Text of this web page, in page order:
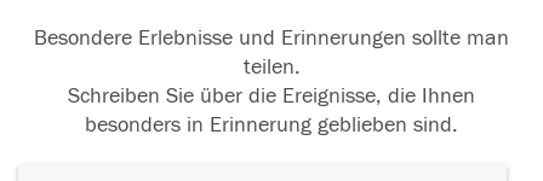
Besondere Erlebnisse und Erinnerungen sollte man
teilen.
Schreiben Sie über die Ereignisse, die Ihnen
besonders in Erinnerung geblieben sind.